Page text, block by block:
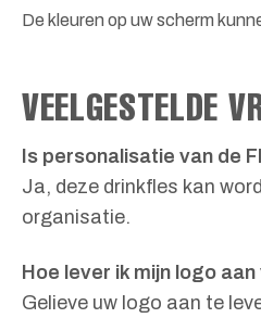
De kleuren op uw scherm
VEELGESTELDE
Is personalisatie van de
Ja, deze drinkfles kan
organisatie.
Hoe lever ik mijn logo
Gelieve uw logo aan te